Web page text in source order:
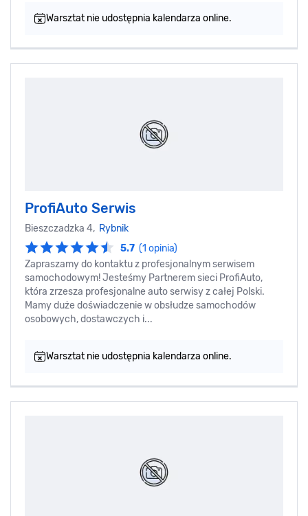
Warsztat nie udostępnia kalendarza online.
ProfiAuto Serwis
Bieszczadzka 4, Rybnik
5.7 (1 opinia)
Zapraszamy do kontaktu z profesjonalnym serwisem
samochodowym! Jesteśmy Partnerem sieci ProfiAuto,
która zrzesza profesjonalne auto serwisy z całej Polski.
Mamy duże doświadczenie w obsłudze samochodów
osobowych, dostawczych i...
Warsztat nie udostępnia kalendarza online.